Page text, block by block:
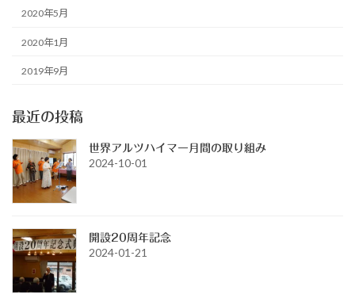
2020年5月
2020年1月
2019年9月
最近の投稿
世界アルツハイマー月間の取り組み
2024-10-01
開設20周年記念
2024-01-21